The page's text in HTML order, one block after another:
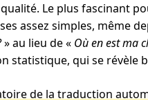
Le plus fascinant
assez simples, même
» au lieu de « Où en est ma
statistique, qui se révèle
de la traduction